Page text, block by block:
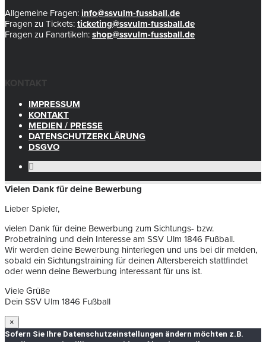
Allgemeine Fragen: info@ssvulm-fussball.de
Fragen zu Tickets: ticketing@ssvulm-fussball.de
Fragen zu Fanartikeln: shop@ssvulm-fussball.de
KONTAKT
IMPRESSUM
KONTAKT
MEDIEN / PRESSE
DATENSCHUTZERKLÄRUNG
DSGVO
Vielen Dank für deine Bewerbung
Lieber Spieler,
vielen Dank für deine Bewerbung zum Sichtungs- bzw.
Probetraining und dein Interesse am SSV Ulm 1846 Fußball.
Wir werden deine Bewerbung hinterlegen und uns bei dir melden,
sobald ein Sichtungstraining für deinen Altersbereich stattfindet
oder wenn deine Bewerbung interessant für uns ist.
Viele Grüße
Dein SSV Ulm 1846 Fußball
×
Sofern Sie Ihre Datenschutzeinstellungen ändern möchten z.B.